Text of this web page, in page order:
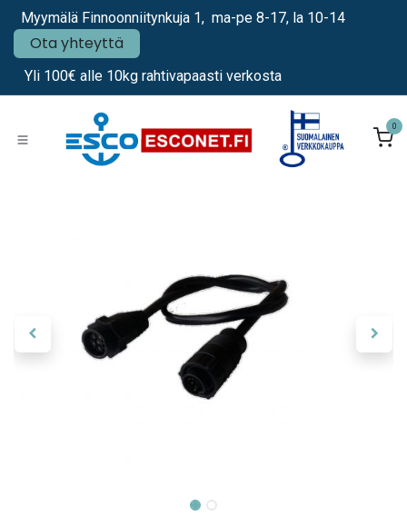
Siirry sisältöön
Myymälä Finnoonniitynkuja 1, ma-pe 8-17, la 10-14
Ota yhteyttä
Yli 100€ alle 10kg rahtivapaasti verkosta
0